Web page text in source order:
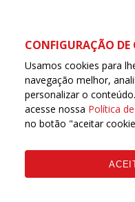
CONFIGURAÇÃO DE
Usamos cookies para
navegação melhor,
personalizar o
acesse nossa Política
no botão "aceitar